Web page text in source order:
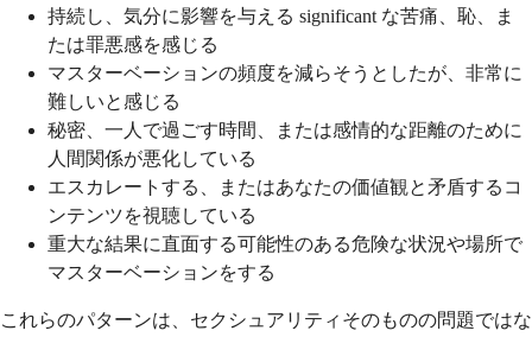
持続し、気分に影響を与える significant な苦痛、恥、ま
たは罪悪感を感じる
マスターベーションの頻度を減らそうとしたが、非常に
難しいと感じる
秘密、一人で過ごす時間、または感情的な距離のために
人間関係が悪化している
エスカレートする、またはあなたの価値観と矛盾するコ
ンテンツを視聴している
重大な結果に直面する可能性のある危険な状況や場所で
マスターベーションをする
これらのパターンは、セクシュアリティそのものの問題ではな